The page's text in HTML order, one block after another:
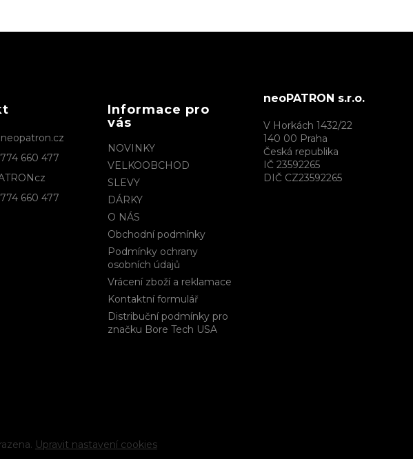
neopatron.cz
660 477
660 477
Informace pro
vás
NOVINKY
VELKOOBCHOD
SLEVY
DÁRKY
O NÁS
Obchodní podmínky
Podmínky ochrany
osobních údajů
Vrácení zboží a reklamace
Kontaktní formulář
Distribuční podmínky pro
značku Bore Tech USA
neoPATRON s.r.o.
V Horkách 1432/22
140 00 Praha
Česká republika
IČ 23592265
DIČ CZ23592265
Upravit nastavení cookies